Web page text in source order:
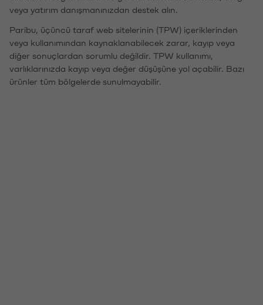
veya yatırım danışmanınızdan destek alın.
Paribu, üçüncü taraf web sitelerinin (TPW) içeriklerinden
veya kullanımından kaynaklanabilecek zarar, kayıp veya
diğer sonuçlardan sorumlu değildir. TPW kullanımı,
varlıklarınızda kayıp veya değer düşüşüne yol açabilir. Bazı
ürünler tüm bölgelerde sunulmayabilir.